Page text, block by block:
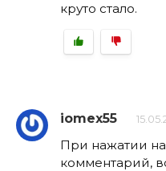
круто стало.
iomex55
При нажатии
комментарий,